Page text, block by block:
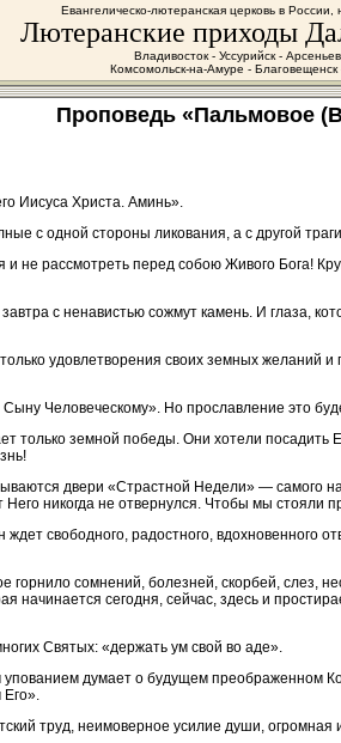
Евангелическо-лютеранская церковь в России,
Лютеранские приходы
Владивосток - Уссурийск -
Комсомольск-на-Амуре -
Проповедь «Пальмовое
Иисуса Христа. Аминь».
с одной стороны ликования, а с другой
не рассмотреть перед собою Живого Бога!
с ненавистью сожмут камень. И глаза,
удовлетворения своих земных
Человеческому». Но прославление это
только земной победы. Они хотели
двери «Страстной Недели» — самого
Него никогда не отвернулся. Чтобы мы
свободного, радостного,
горнило сомнений, болезней, скорбей, слез,
начинается сегодня, сейчас, здесь и
Святых: «держать ум свой во аде».
думает о будущем преображенном
Его».
труд, неимоверное усилие души, огромная